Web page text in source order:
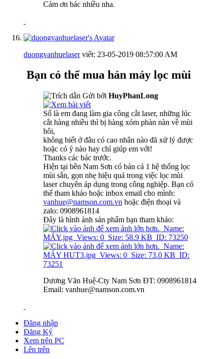
Cảm ơn bác nhiều nha.
duongvanhuelaserviết: 23-05-2019 08:57:00 AM
Bạn có thể mua hản máy lọc mùi
Gửi bởi HuyPhanLong
Số là em đang làm gia công cắt laser, những lúc
cắt hàng nhiều thì bị hàng xóm phàn nàn về mùi
hôi,
không biết ở đâu có cao nhân nào đã xử lý được
hoặc có ý nào hay chỉ giúp em với!
Thanks các bác trước.
Hiện tại bên Nam Sơn có bán cả 1 hệ thống lọc
mùi sẵn, gọn nhẹ hiệu quả trong việc lọc mùi
laser chuyên áp dụng trong công nghiệp. Bạn có
thể tham khảo hoặc inbox email cho mình:
vanhue@namson.com.vn hoặc điện thoại và
zalo: 0908961814
Đây là hình ảnh sản phẩm bạn tham khảo:
Dương Văn Huệ-Cty Nam Sơn ĐT: 0908961814
Email: vanhue@namson.com.vn
Đăng nhập
Đăng Ký
Xem trên PC
Lên trên